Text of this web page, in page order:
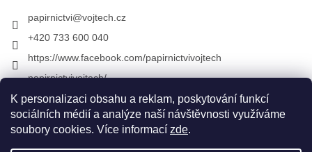
K personalizaci obsahu a reklam, poskytování funkcí
sociálních médií a analýze naší návštěvnosti využíváme
soubory cookies. Více informací zde.
papirnictvi@vojtech.cz
+420 733 600 040
https://www.facebook.com/papirnictvivojtech
papirnictvivojtech/
+420 733 600 040